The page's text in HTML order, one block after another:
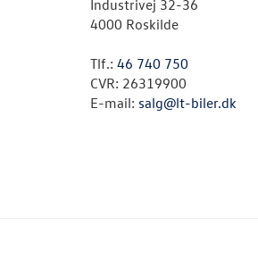
Industrivej 32-36
4000 Roskilde
Tlf.: 46 740 750
CVR: 26319900
E-mail: salg@lt-biler.dk